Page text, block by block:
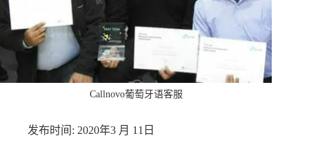
Callnovo葡萄牙语客服
2020年3 月 11日